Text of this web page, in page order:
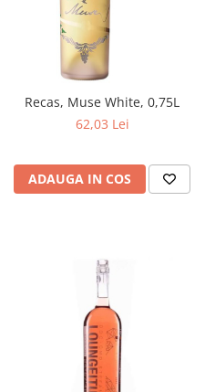
Recas, Muse White, 0,75L
62,03 Lei
ADAUGA IN COS